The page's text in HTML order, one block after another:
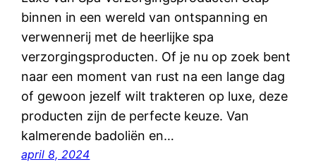
binnen in een wereld van ontspanning en
verwennerij met de heerlijke spa
verzorgingsproducten. Of je nu op zoek bent
naar een moment van rust na een lange dag
of gewoon jezelf wilt trakteren op luxe, deze
producten zijn de perfecte keuze. Van
kalmerende badoliën en…
april 8, 2024